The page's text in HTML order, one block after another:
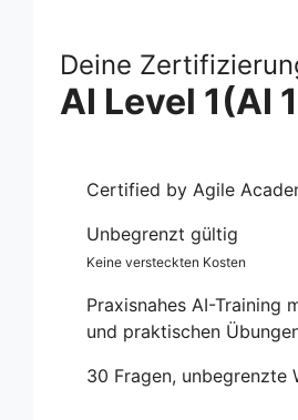
Deine
AI Level 1(AI
Certified by Agile
Unbegrenzt gültig
Keine versteckten Kosten
Praxisnahes AI-Training
und praktischen
30 Fragen, unbegrenzte